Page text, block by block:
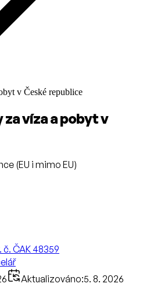
v České republice
víza a pobyt v
(EU i mimo EU)
č. ČAK 48359
Aktualizováno:5. 8. 2026